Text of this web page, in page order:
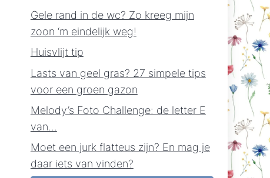
Gele rand in de wc? Zo kreeg mijn
zoon ‘m eindelijk weg!
Huisvlijt tip
Lasts van geel gras? 27 simpele tips
voor een groen gazon
Melody’s Foto Challenge: de letter E
van…
Moet een jurk flatteus zijn? En mag je
daar iets van vinden?